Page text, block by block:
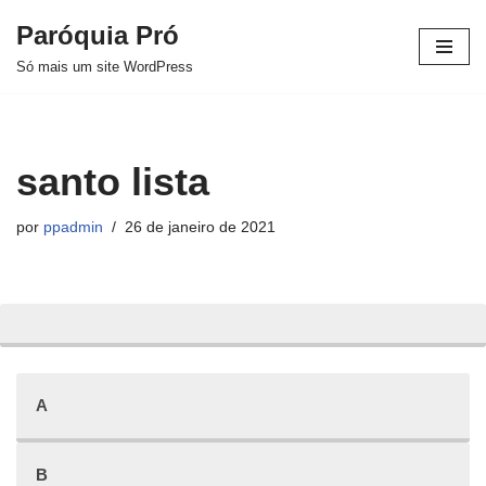
Pular
Paróquia Pró
Só mais um site WordPress
santo lista
por ppadmin 26 de janeiro de 2021
A
B